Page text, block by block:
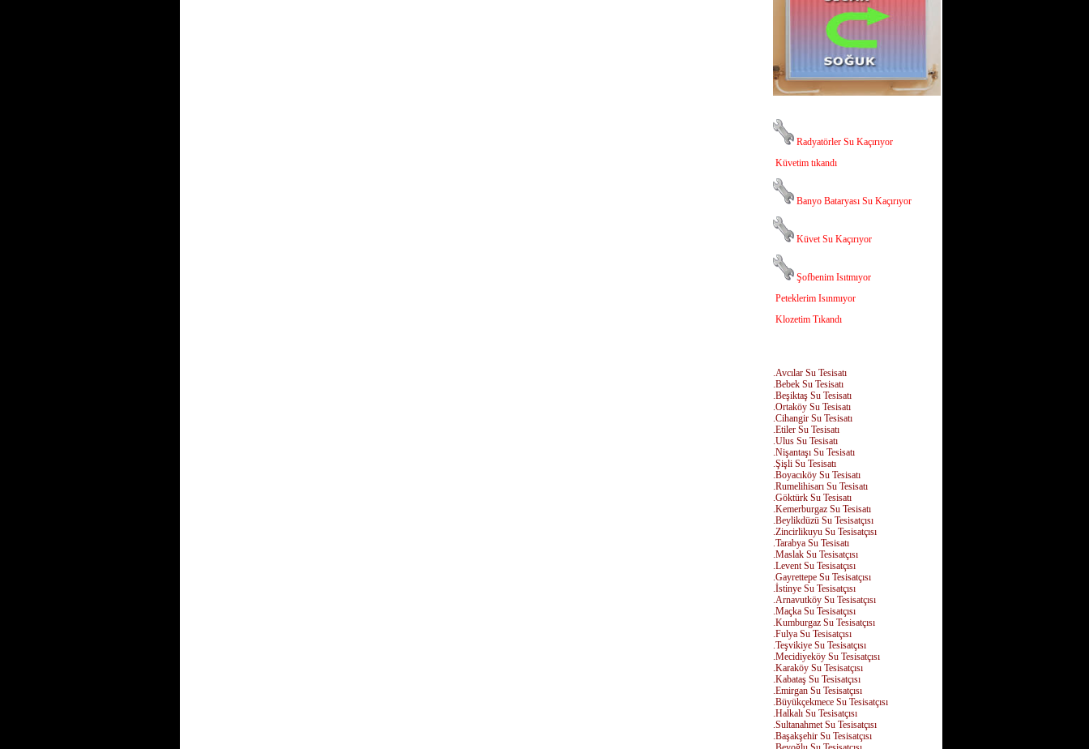
Radyatörler Su Kaçırıyor
Küvetim tıkandı
Banyo Bataryası Su Kaçırıyor
Küvet Su Kaçırıyor
Şofbenim Isıtmıyor
Peteklerim Isınmıyor
Klozetim Tıkandı
.Avcılar Su Tesisatı
.Bebek Su Tesisatı
.Beşiktaş Su Tesisatı
.Ortaköy Su Tesisatı
.Cihangir Su Tesisatı
.Etiler Su Tesisatı
.Ulus Su Tesisatı
.Nişantaşı Su Tesisatı
.Şişli Su Tesisatı
.Boyacıköy Su Tesisatı
.Rumelihisarı Su Tesisatı
.Göktürk Su Tesisatı
.Kemerburgaz Su Tesisatı
.Beylikdüzü Su Tesisatçısı
.Zincirlikuyu Su Tesisatçısı
.Tarabya Su Tesisatı
.Maslak Su Tesisatçısı
.Levent Su Tesisatçısı
.Gayrettepe Su Tesisatçısı
.İstinye Su Tesisatçısı
.Arnavutköy Su Tesisatçısı
.Maçka Su Tesisatçısı
.Kumburgaz Su Tesisatçısı
.Fulya Su Tesisatçısı
.Teşvikiye Su Tesisatçısı
.Mecidiyeköy Su Tesisatçısı
.Karaköy Su Tesisatçısı
.Kabataş Su Tesisatçısı
.Emirgan Su Tesisatçısı
.Büyükçekmece Su Tesisatçısı
.Halkalı Su Tesisatçısı
.Sultanahmet Su Tesisatçısı
.Başakşehir Su Tesisatçısı